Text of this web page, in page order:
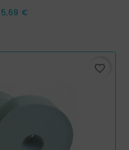
Prix
5,69 €
favorite_border